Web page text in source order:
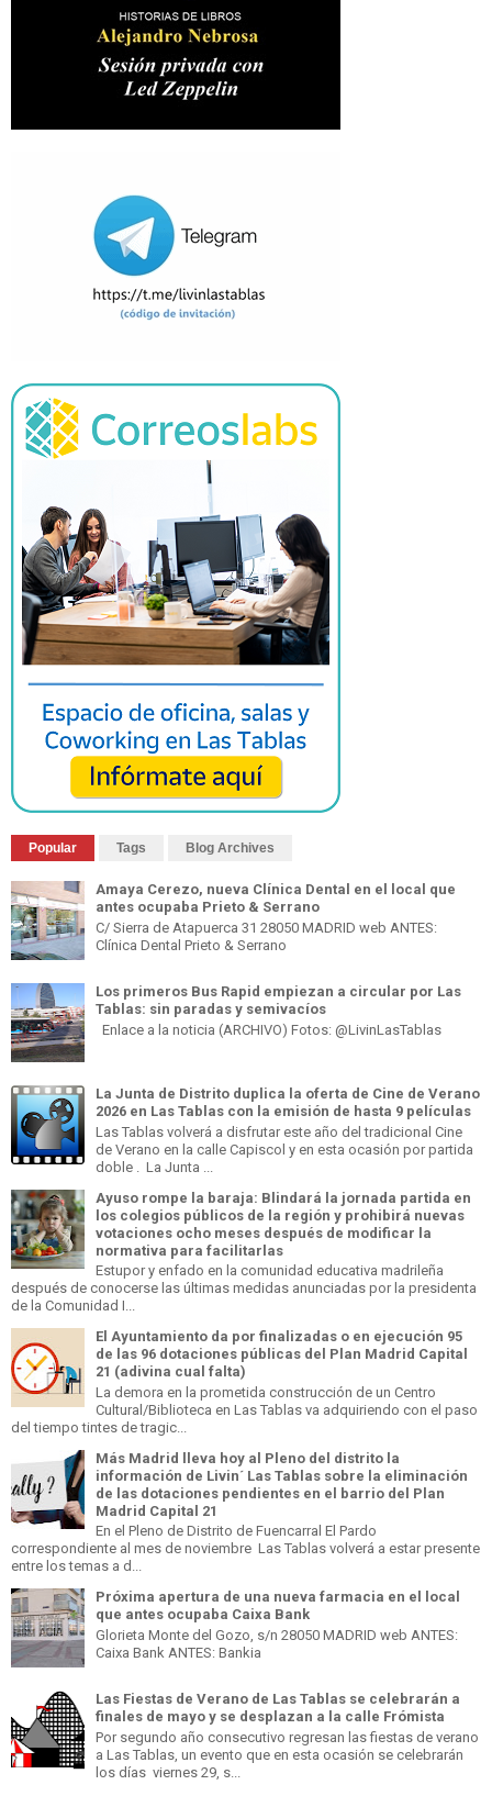
Popular Tags Blog Archives
Amaya Cerezo, nueva Clínica Dental en el local que
antes ocupaba Prieto & Serrano
C/ Sierra de Atapuerca 31 28050 MADRID web ANTES:
Clínica Dental Prieto & Serrano
Los primeros Bus Rapid empiezan a circular por Las
Tablas: sin paradas y semivacíos
Enlace a la noticia (ARCHIVO) Fotos: @LivinLasTablas
La Junta de Distrito duplica la oferta de Cine de Verano
2026 en Las Tablas con la emisión de hasta 9 películas
Las Tablas volverá a disfrutar este año del tradicional Cine
de Verano en la calle Capiscol y en esta ocasión por partida
doble . La Junta ...
Ayuso rompe la baraja: Blindará la jornada partida en
los colegios públicos de la región y prohibirá nuevas
votaciones ocho meses después de modificar la
normativa para facilitarlas
Estupor y enfado en la comunidad educativa madrileña
después de conocerse las últimas medidas anunciadas por la presidenta
de la Comunidad I...
El Ayuntamiento da por finalizadas o en ejecución 95
de las 96 dotaciones públicas del Plan Madrid Capital
21 (adivina cual falta)
La demora en la prometida construcción de un Centro
Cultural/Biblioteca en Las Tablas va adquiriendo con el paso
del tiempo tintes de tragic...
Más Madrid lleva hoy al Pleno del distrito la
información de Livin´ Las Tablas sobre la eliminación
de las dotaciones pendientes en el barrio del Plan
Madrid Capital 21
En el Pleno de Distrito de Fuencarral El Pardo
correspondiente al mes de noviembre Las Tablas volverá a estar presente
entre los temas a d...
Próxima apertura de una nueva farmacia en el local
que antes ocupaba Caixa Bank
Glorieta Monte del Gozo, s/n 28050 MADRID web ANTES:
Caixa Bank ANTES: Bankia
Las Fiestas de Verano de Las Tablas se celebrarán a
finales de mayo y se desplazan a la calle Frómista
Por segundo año consecutivo regresan las fiestas de verano
a Las Tablas, un evento que en esta ocasión se celebrarán
los días viernes 29, s...